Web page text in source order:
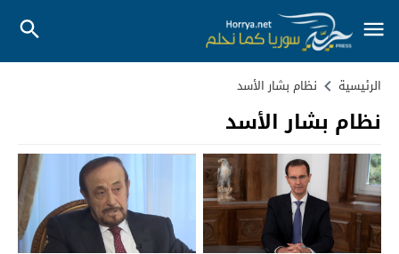
الرئيسية نظام بشار الأسد
نظام بشار الأسد